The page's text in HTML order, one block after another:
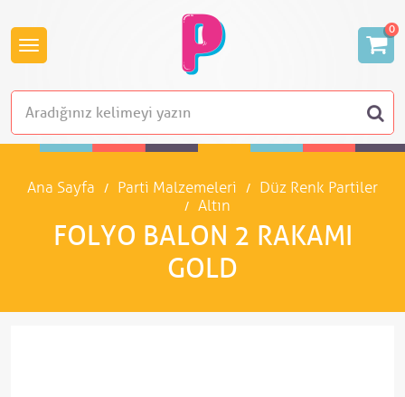
0
Ana Sayfa Parti Malzemeleri
Düz Renk Partiler
Altın
FOLYO BALON 2 RAKAMI
GOLD